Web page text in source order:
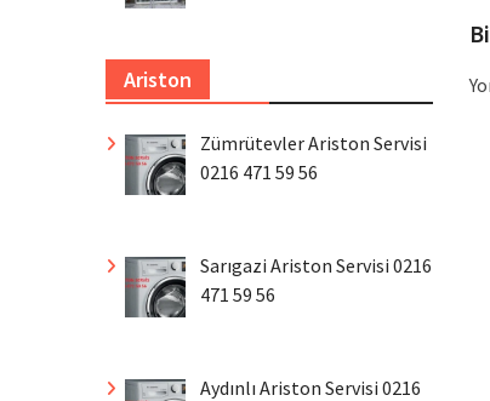
Ariston
Zümrütevler Ariston Servisi
0216 471 59 56
Sarıgazi Ariston Servisi 0216
471 59 56
Aydınlı Ariston Servisi 0216